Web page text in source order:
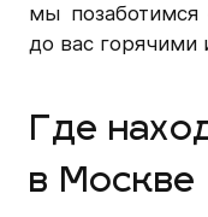
мы
до вас горячими
Где
в Москве